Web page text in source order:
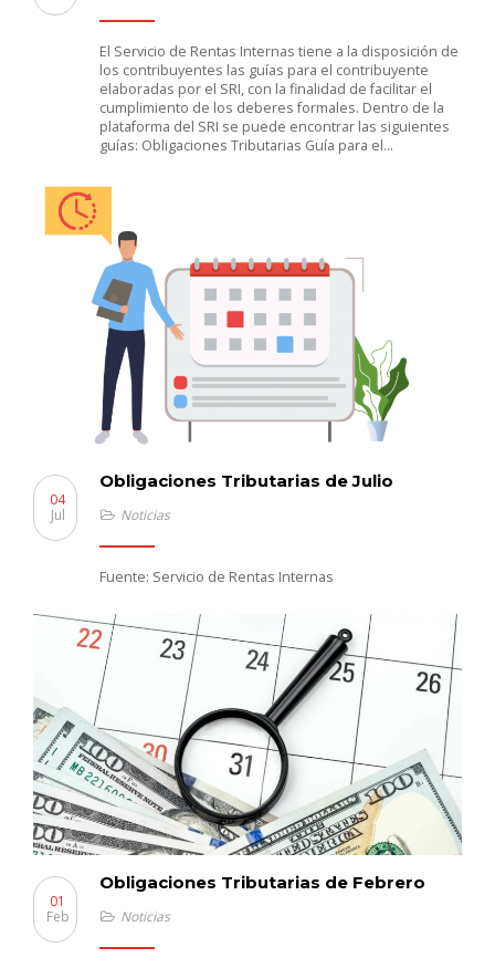
El Servicio de Rentas Internas tiene a la disposición de
los contribuyentes las guías para el contribuyente
elaboradas por el SRI, con la finalidad de facilitar el
cumplimiento de los deberes formales. Dentro de la
plataforma del SRI se puede encontrar las siguientes
guías: Obligaciones Tributarias Guía para el…
Obligaciones Tributarias de Julio
04
Jul
Noticias
Fuente: Servicio de Rentas Internas
Obligaciones Tributarias de Febrero
01
Feb
Noticias